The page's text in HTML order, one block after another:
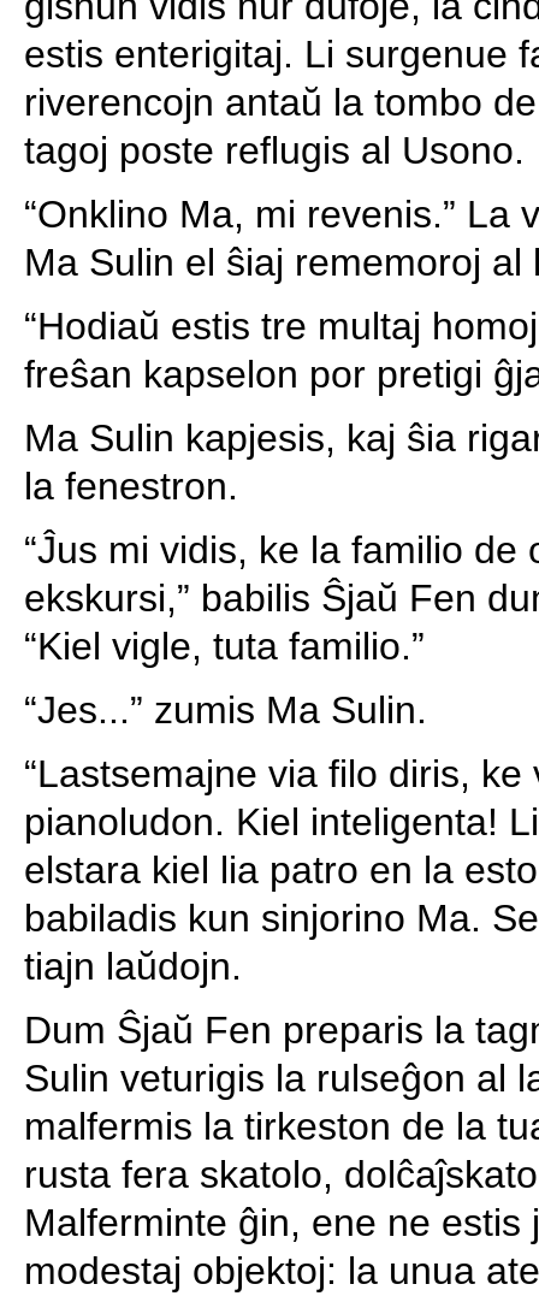
estis enterigitaj. Li surgenue
riverencojn antaŭ la tombo
tagoj poste reflugis al Usono.
“Onklino Ma, mi revenis.” La
Ma Sulin el ŝiaj rememoroj al
“Hodiaŭ estis tre multaj
freŝan kapselon por pretigi
Ma Sulin kapjesis, kaj ŝia
la fenestron.
“Ĵus mi vidis, ke la familio
ekskursi,” babilis Ŝjaŭ Fen
“Kiel vigle, tuta familio.”
“Jes...” zumis Ma Sulin.
“Lastsemajne via filo diris,
pianoludon. Kiel inteligenta!
elstara kiel lia patro en la
babiladis kun sinjorino Ma.
tiajn laŭdojn.
Dum Ŝjaŭ Fen preparis la
Sulin veturigis la rulseĝon al
malfermis la tirkeston de la
rusta fera skatolo,
Malferminte ĝin, ene ne estis
modestaj objektoj: la unua